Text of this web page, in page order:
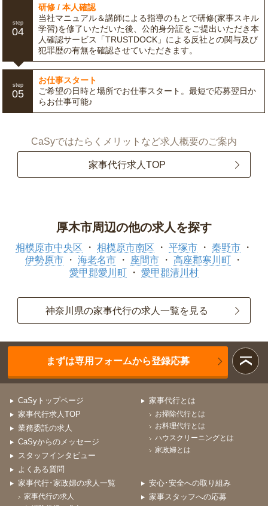
step
04
研修 / 本人確認
当社マニュアル＆講師による指導のもとで研修(家事スキル
学習)を修了いただいた後、公的身分証をご提出いただき本
人確認サービス「TRUSTDOCK」による反社との関与及び
犯罪歴の有無を確認させていただきます。
step
05
お仕事スタート
ご希望の日時と場所でお仕事スタート。最短で応募翌日か
らお仕事可能♪
CaSyではたらくメリットなど求人概要のご案内
家事代行求人TOP
厚木市周辺の他の求人を探す
相模原市中央区 相模原市南区 平塚市
秦野市
伊勢原市
海老名市 座間市
高座郡寒川町
愛甲郡愛川町
愛甲郡清川村
神奈川県の家事代行の求人一覧を見る
まずは専用フォームから登録応募
CaSyトップページ
家事代行求人TOP
業務委託の求人
CaSyからのメッセージ
スタッフインタビュー
よくある質問
家事代行とは
お掃除代行とは
お料理代行とは
ハウスクリーニングとは
家政婦とは
家事代行･家政婦の求人一覧
家事代行の求人
安心･安全への取り組み
家事スタッフへの応募